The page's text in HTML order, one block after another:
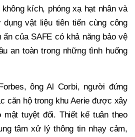
kích, phóng xạ hạt nhân và
vật liệu tiên tiến cùng công
ẩn của SAFE có khả năng bảo vệ
an toàn trong những tình huống
ông Al Corbi, người đứng
căn hộ trong khu Aerie được xây
tuyệt đối. Thiết kế tuân theo
tâm xử lý thông tin nhạy cảm,